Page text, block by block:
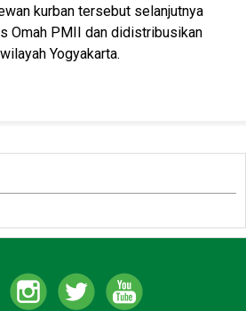
kurban tersebut selanjutnya
Omah PMII dan didistribusikan
Yogyakarta.